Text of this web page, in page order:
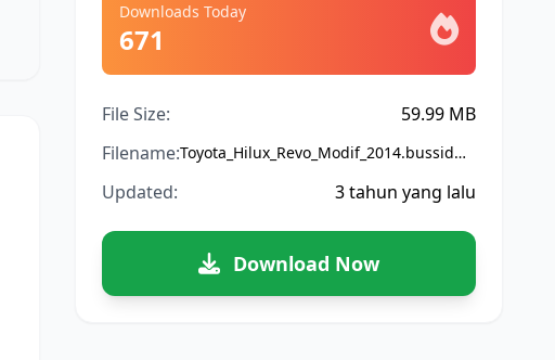
Downloads Today
671
File Size:
59.99 MB
Filename:
Toyota_Hilux_Revo_Modif_2014.bussidmod
Updated: 3 tahun yang lalu
Download Now